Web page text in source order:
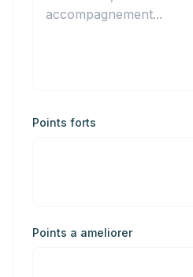
Points forts
Points a ameliorer